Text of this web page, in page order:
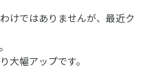
けではありませんが、最近ク
大幅アップです。